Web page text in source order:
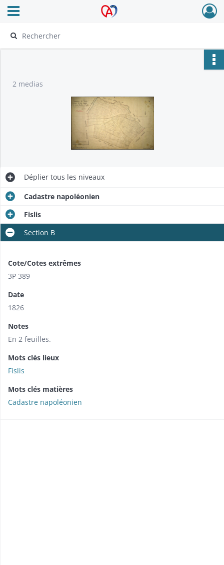
Archives Alsace - Colmar
Ouvrir le menu déroulant
2 medias
Déplier tous les niveaux
Cadastre napoléonien
Fislis
Section B
Cote/Cotes extrêmes
3P 389
Date
1826
Notes
En 2 feuilles.
Mots clés lieux
Fislis
Mots clés matières
Cadastre napoléonien